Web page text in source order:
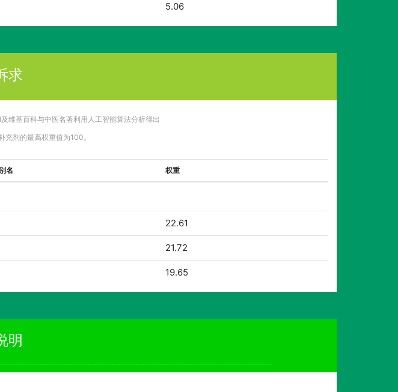
5.06
求
维基百科与中医名著利用人工智能算法分析得出
充剂的最高权重值为100。
名 权重
22.61
21.72
19.65
明